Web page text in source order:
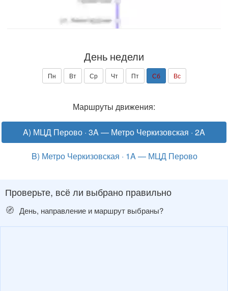
День недели
Пн Вт Ср Чт Пт Сб Вс
Маршруты движения:
A) МЦД Перово · 3A — Метро Черкизовская · 2A
B) Метро Черкизовская · 1A — МЦД Перово
Проверьте, всё ли выбрано правильно
🧭 День, направление и маршрут выбраны?